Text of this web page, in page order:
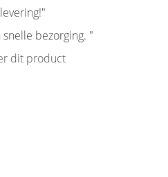
bezorging. "
dit product